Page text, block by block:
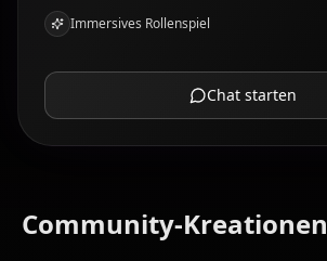
Immersives Rollenspiel
Chat starten
Community-Kreationen